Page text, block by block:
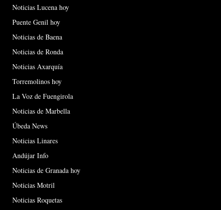
Noticias Lucena hoy
Puente Genil hoy
Noticias de Baena
Noticias de Ronda
Noticias Axarquía
Torremolinos hoy
La Voz de Fuengirola
Noticias de Marbella
Úbeda News
Noticias Linares
Andújar Info
Noticias de Granada hoy
Noticias Motril
Noticias Roquetas